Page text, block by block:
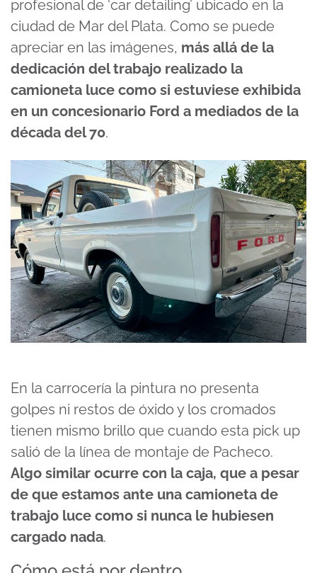
profesional de ‘car detailing’ ubicado en la
ciudad de Mar del Plata. Como se puede
apreciar en las imágenes, más allá de la
dedicación del trabajo realizado la
camioneta luce como si estuviese exhibida
en un concesionario Ford a mediados de la
década del 70.
En la carrocería la pintura no presenta
golpes ni restos de óxido y los cromados
tienen mismo brillo que cuando esta pick up
salió de la línea de montaje de Pacheco.
Algo similar ocurre con la caja, que a pesar
de que estamos ante una camioneta de
trabajo luce como si nunca le hubiesen
cargado nada.